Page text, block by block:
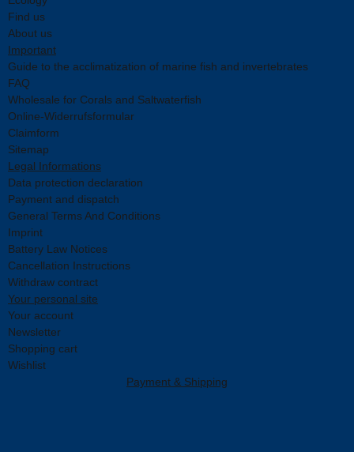
Find us
About us
Important
Guide to the acclimatization of marine fish and invertebrates
FAQ
Wholesale for Corals and Saltwaterfish
Online-Widerrufsformular
Claimform
Sitemap
Legal Informations
Data protection declaration
Payment and dispatch
General Terms And Conditions
Imprint
Battery Law Notices
Cancellation Instructions
Withdraw contract
Your personal site
Your account
Newsletter
Shopping cart
Wishlist
Payment & Shipping